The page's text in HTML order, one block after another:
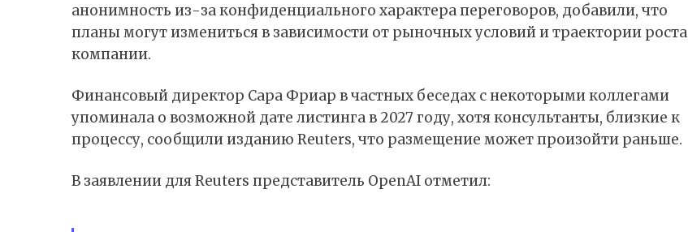
анонимность из-за конфиденциального характера переговоров, добавили, что
планы могут измениться в зависимости от рыночных условий и траектории роста
компании.
Финансовый директор Сара Фриар в частных беседах с некоторыми коллегами
упоминала о возможной дате листинга в 2027 году, хотя консультанты, близкие к
процессу, сообщилиизданию Reuters, что размещение может произойти раньше.
В заявлении для Reuters представитель OpenAI отметил: